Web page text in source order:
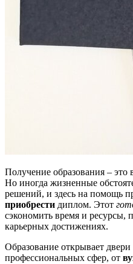
Получение образования –
Но иногда жизненные
решений, и здесь на помощь
приобрести диплом. Этот
сэкономить время и ресурсы,
карьерных достижениях.
Образование открывает
профессиональных сфер, от